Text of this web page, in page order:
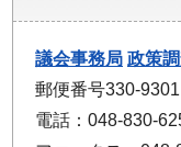
議会事務局 政策
郵便番号330-
電話：048-830-